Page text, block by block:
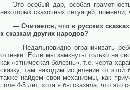
Это особый дар, особая
некоторых сказочных ситуаций,
— Считается, что в русских
к сказкам других народов?
— Недальновидно ограничивать
оттенки. Если мы замкнуты только на
как «этническая болезнь», т.е. черта
сказку, там находим исцеление от этой
также найдем свои механизмы, как
поле 4-5 лет, хотя я бы сказала, что это